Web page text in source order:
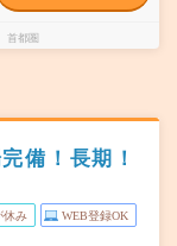
首都圏
備！長期！
休み WEB登録OK